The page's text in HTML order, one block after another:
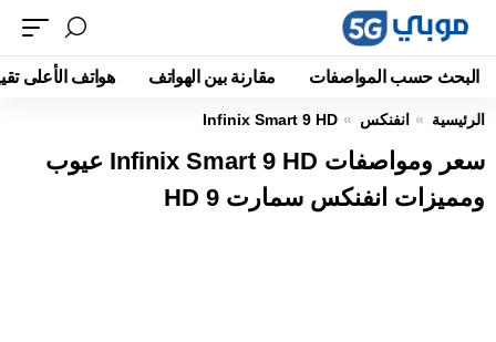
البحث حسب المواصفات مقارنة بين الهواتف هواتف الأعلى
الرئيسية انفنكس Infinix Smart 9 HD
سعر ومواصفات Infinix Smart 9 HD عيوب
ومميزات انفنكس سمارت 9 HD